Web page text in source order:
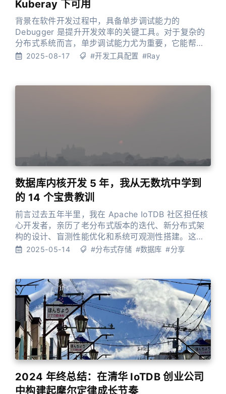
Kuberay 下可用
背景在软件开发过程中，具备单步调试能力的
Debugger 是提升开发效率的关键工具。对于复杂的
分布式系统而言，单步调试能力尤为重要，它能帮助
开发者在纷繁复杂的同步/异步代码链路中快速定位问
3C3D 集群的单步调试能力（可参考 博客）。在随后
2025-08-17 #开发工具配置 #Ray
数据库内核开发 5 年，我从无数坑中学到
的 14 个宝贵教训
前言过去五年半里，我在 Apache IoTDB 社区担任核
心开发者，亲历了老分布式版本的迭代、新分布式架
构的设计、盲测性能优化和系统可观测性搭建。这些
年来，我在调试各种疑难杂症、修复线上事故以及优
教训，不是纸上谈兵，而是用血泪换来的经验。希望
能帮助正在或即将从事数据库内核开发的朋友们少走
弯路。 14
2025-05-14 #分布式存储 #数据库 #分享
2024 年终总结：在清华 IoTDB 创业公司
中构建起摩尔定律成长节奏